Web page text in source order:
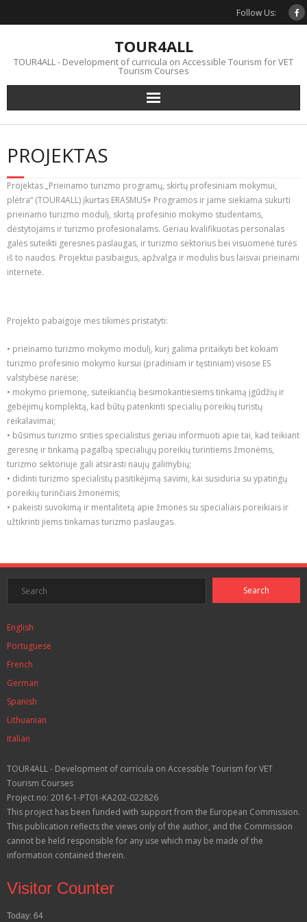
Follow Us:
TOUR4ALL
TOUR4ALL - Development of curricula on Accessible Tourism for VET
Tourism Courses
PROJEKTAS
Projektas „Prieinamo turizmo programų, skirtų profesiniam mokymui,
plėtra“ (TOUR4ALL) įkurtas ERASMUS+ Programos ir jame siekiama sukurti
prieinamo turizmo modulį, skirtą profesinio mokymo studentams,
dėstytojams ir turizmo profesionalams. Geriau kvalifikuotas personalas
galės suteikti geresnes paslaugas, ir turizmo sektorius bei visuomenė turės
iš to naudos. Projektui pasibaigus, apžvalga ir modulis bus laisvai prieinami
internete.
Projekto pabaigoje mes tikimės pristatyti:
• prieinamo turizmo mokymo modulį, kurį galima pritaikyti bet kokiam
turizmo profesinio mokymo kursui (pradiniam ir tęstiniam) visose ES
valstybėse narėse;
• mokymo priemonę, suteikiančią besimokantiesiems tinkamą įgūdžių ir
gebėjimų komplektą, kad būtų patenkinti specialių poreikių turistų
reikalavimai;
• būsimus turizmo srities specialistus geriau informuoti apie tai, kad teikiant
geresnę ir tinkamą pagalbą specialiųjų poreikių turintiems žmonėms,
turizmo sektoriuje gali atsirasti naujų galimybių;
• didinti turizmo specialistų pasitikėjimą savimi, kai susiduria su ypatingų
poreikių turinčiais žmonėmis;
• pakeisti suvokimą ir mentalitetą apie žmones su specialiais poreikiais ir
užtikrinti jiems tinkamas turizmo paslaugas.
English
Portuguese
French
German
Spanish
Lithuanian
Italian
TOUR4ALL - Development of curricula on Accessible Tourism for VET
Tourism Courses
Project no: 2016-1-PT01-KA202-022826
This project has been funded with support from the European Commission.
This publication reflects the views only of the author, and the Commission
cannot be held responsible for any use which may be made of the
information contained therein.
Visitor Counter
Today: 64